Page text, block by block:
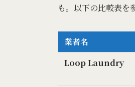
も。以下の比較表を
業者名
Loop Laundry